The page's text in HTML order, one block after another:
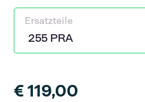
Ersatzteile
€ 119,00